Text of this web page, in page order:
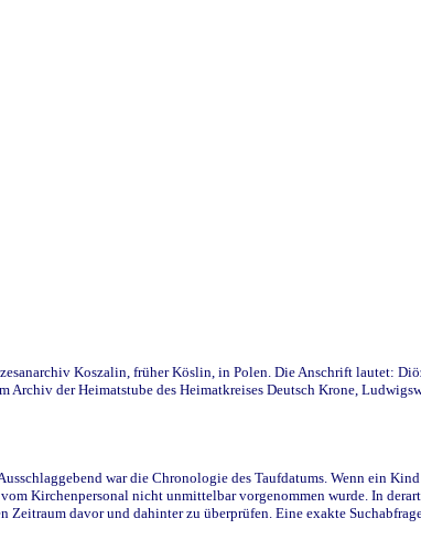
Koszalin, früher Köslin, in Polen. Die Anschrift lautet:
Archiv der Heimatstube des Heimatkreises Deutsch Krone,
war die Chronologie des Taufdatums. Wenn ein
Kirchenpersonal nicht unmittelbar vorgenommen wurde. In
davor und dahinter zu überprüfen. Eine exakte